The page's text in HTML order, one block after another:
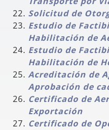
Solicitud de
Estudio de
Habilitación de
Estudio de
Habilitación de
Acreditación de
Aprobación de
Certificado de
Exportación
Certificado de